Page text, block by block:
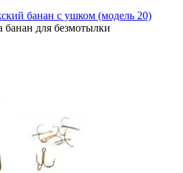
банан с ушком (модель 20)
для безмотылки